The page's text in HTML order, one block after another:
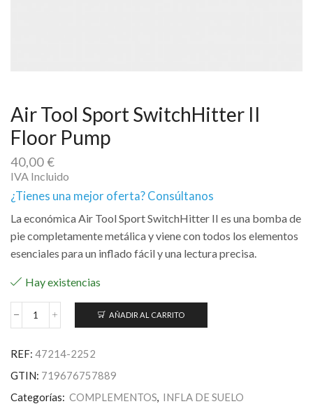
Air Tool Sport SwitchHitter II
Floor Pump
40,00€
IVA Incluido
¿Tienes una mejor oferta? Consúltanos
La económica Air Tool Sport SwitchHitter II es una bomba de
pie completamente metálica y viene con todos los elementos
esenciales para un inflado fácil y una lectura precisa.
Hay existencias
Air
SwitchHitter
II
Floor
Pump
AÑADIR AL CARRITO
REF: 47214-2252
GTIN: 719676757889
Categorías: COMPLEMENTOS, INFLA DE SUELO